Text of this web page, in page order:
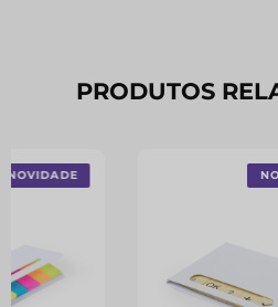
PRODUTOS
NOVIDADE